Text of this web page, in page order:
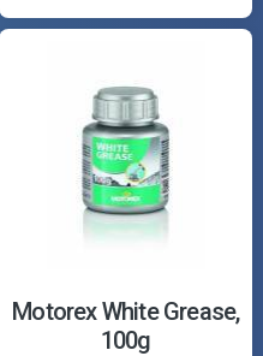
Motorex White Grease,
100g